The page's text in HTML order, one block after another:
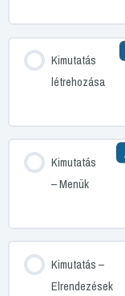
Kimutatás
létrehozása
Kimutatás
– Menük
Kimutatás –
Elrendezések